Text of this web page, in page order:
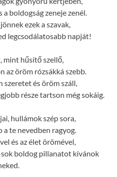
boldogság zeneje zenél.
ezek a szavak,
legcsodálatosabb napját!
mint hűsítő szellő,
az öröm rózsákká szebb.
szeretet és öröm száll,
része tartson még sokáig.
hullámok szép sora,
a te nevedben ragyog.
és az élet örömével,
boldog pillanatot kívánok